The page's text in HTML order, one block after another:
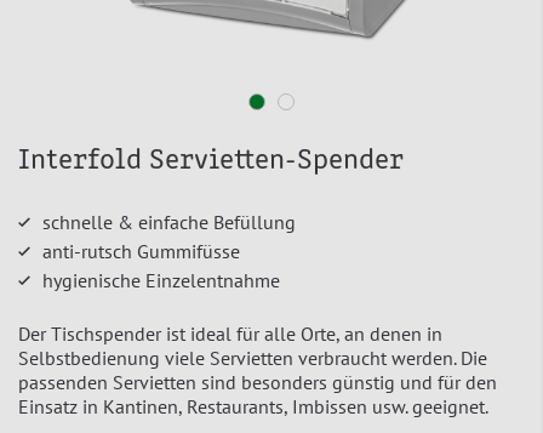
Interfold Servietten-Spender
schnelle & einfache Befüllung
anti-rutsch Gummifüsse
hygienische Einzelentnahme
Der Tischspender ist ideal für alle Orte, an denen in
Selbstbedienung viele Servietten verbraucht werden. Die
passenden Servietten sind besonders günstig und für den
Einsatz in Kantinen, Restaurants, Imbissen usw. geeignet.